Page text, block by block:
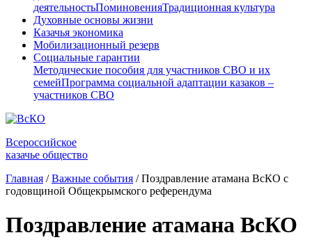
деятельностьПоминовенияТрадиционная культура
Духовные основы жизни
Казачья экономика
Мобилизационный резерв
Социальные гарантии
Методические пособия для участников СВО и их
семейПрограмма социальной адаптации казаков –
участников СВО
Всероссийское
казачье общество
Главная / Важные события / Поздравление атамана ВсКО с
годовщиной Общекрымского референдума
Поздравление атамана ВсКО